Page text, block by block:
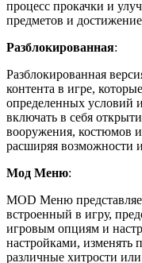
процесс прокачки и
предметов и
Разблокированная:
Разблокированная
контента в игре,
определенных условий
включать в себя
вооружения, костюмов
расширяя возможности
Мод Меню:
MOD Меню
встроенный в игру,
игровым опциям и
настройками, изменять
различные хитрости